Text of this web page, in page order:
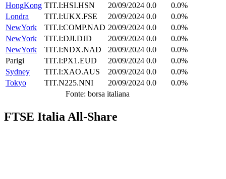
HongKong TIT.I:HSI.HSN 20/09/2024 0.0
0.0%
Londra
TIT.I:UKX.FSE 20/09/2024 0.0
0.0%
NewYork
TIT.I:COMP.NAD 20/09/2024 0.0
0.0%
NewYork
TIT.I:DJI.DJD 20/09/2024 0.0
0.0%
NewYork
TIT.I:NDX.NAD 20/09/2024 0.0
0.0%
Parigi
TIT.I:PX1.EUD 20/09/2024 0.0
0.0%
Sydney
TIT.I:XAO.AUS 20/09/2024 0.0
0.0%
Tokyo
TIT.N225.NNI 20/09/2024 0.0
0.0%
Fonte: borsa italiana
FTSE Italia All-Share